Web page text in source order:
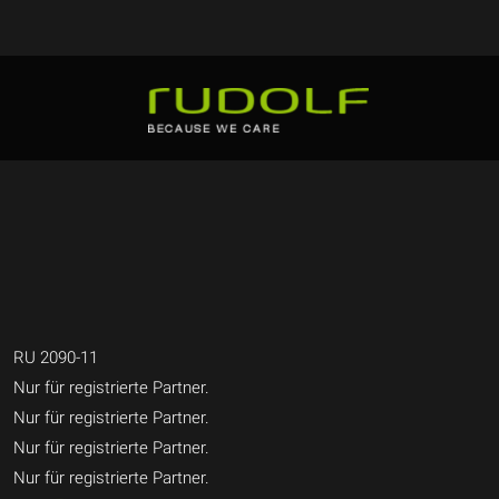
RU 2090-11
Nur für registrierte Partner.
Nur für registrierte Partner.
Nur für registrierte Partner.
Nur für registrierte Partner.